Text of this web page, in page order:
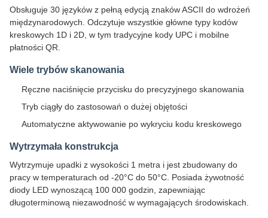
Obsługuje 30 języków z pełną edycją znaków ASCII do wdrożeń
międzynarodowych. Odczytuje wszystkie główne typy kodów
kreskowych 1D i 2D, w tym tradycyjne kody UPC i mobilne
płatności QR.
Wiele trybów skanowania
Ręczne naciśnięcie przycisku do precyzyjnego skanowania
Tryb ciągły do zastosowań o dużej objętości
Automatyczne aktywowanie po wykryciu kodu kreskowego
Wytrzymała konstrukcja
Wytrzymuje upadki z wysokości 1 metra i jest zbudowany do
pracy w temperaturach od -20°C do 50°C. Posiada żywotność
diody LED wynoszącą 100 000 godzin, zapewniając
długoterminową niezawodność w wymagających środowiskach.